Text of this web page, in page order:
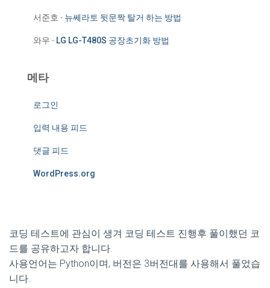
서준호 - 뉴쎄라토 뒷문짝 탈거 하는 방법
와우 - LG LG-T480S 공장초기화 방법
메타
로그인
입력 내용 피드
댓글 피드
WordPress.org
코딩 테스트에 관심이 생겨 코딩 테스트 진행후 풀이했던 코
드를 공유하고자 합니다.
사용언어는 Python이며, 버전은 3버전대를 사용해서 풀었습
니다.